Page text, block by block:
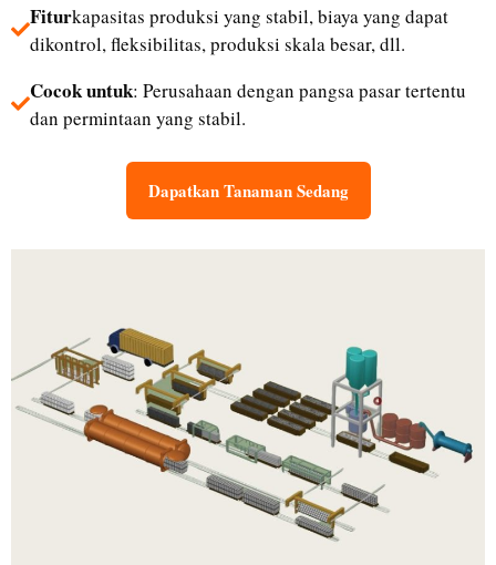
Fiturkapasitas produksi yang stabil, biaya yang dapat
dikontrol, fleksibilitas, produksi skala besar, dll.
Cocok untuk: Perusahaan dengan pangsa pasar tertentu
dan permintaan yang stabil.
Dapatkan Tanaman Sedang